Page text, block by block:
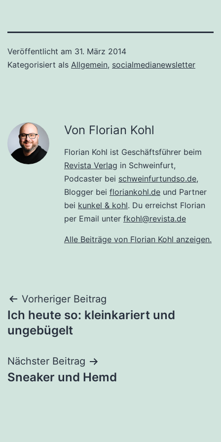
Veröffentlicht am 31. März 2014
Kategorisiert als Allgemein, socialmedianewsletter
Von Florian Kohl
Florian Kohl ist Geschäftsführer beim
Revista Verlag in Schweinfurt,
Podcaster bei schweinfurtundso.de,
Blogger bei floriankohl.de und Partner
bei kunkel & kohl. Du erreichst Florian
per Email unter fkohl@revista.de
Alle Beiträge von Florian Kohl anzeigen.
Beitragsnavigation
Vorheriger Beitrag
Ich heute so: kleinkariert und
ungebügelt
Nächster Beitrag
Sneaker und Hemd